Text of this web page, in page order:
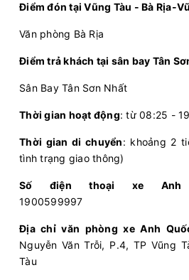
Vũng Tàu
Hải Vân Vũng Tàu
Giá vé: 250.000
05:0010/08/2026
Văn phòng Vũng
Tàu
Điểm đón tại Vũng Tàu - Bà Rịa-
Văn phòng Bà Rịa
Điểm trả khách tại sân bay Tân
Sân Bay Tân Sơn Nhất
Thời gian hoạt động: từ 08:25 -
Thời gian di chuyển: khoảng 2
tình trạng giao thông)
Số điện thoại xe Anh
1900599997
Địa chỉ văn phòng xe Anh
Nguyễn Văn Trỗi, P.4, TP Vũng
Tàu